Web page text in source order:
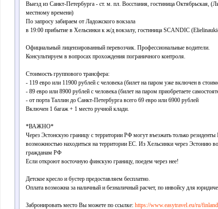
Выезд из Санкт-Петербурга - ст. м. пл. Восстания, гостиница Октябрьская,
местному времени)
По запросу забираем от Ладожского вокзала
в 19:00 прибытие в Хельсинки к ж/д вокзалу, гостиница SCANDIC
Официальный лицензированный перевозчик. Профессиональные водители.
Консультируем в вопросах прохождения пограничного контроля.
Стоимость группового трансфера:
- 119 евро или 11900 рублей с человека (билет на паром уже включен в
- 89 евро или 8900 рублей с человека (билет на паром приобретаете
- от порта Таллин до Санкт-Петербурга всего 69 евро или 6900 рублей
Включен 1 багаж + 1 место ручной клади.
*ВАЖНО*
Через Эстонскую границу с территории РФ могут въезжать только
возможностью находиться на территории ЕС. Из Хельсинки через Эстонию
гражданам РФ
Если откроют восточную финскую границу, поедем через нее!
Детское кресло и бустер предоставляем бесплатно.
Оплата возможна за наличный и безналичный расчет, по инвойсу для
Забронировать место Вы можете по ссылке: https://www.easytravel.eu/ru/